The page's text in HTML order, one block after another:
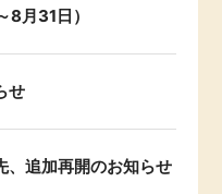
8月31日）
せ
、追加再開のお知らせ